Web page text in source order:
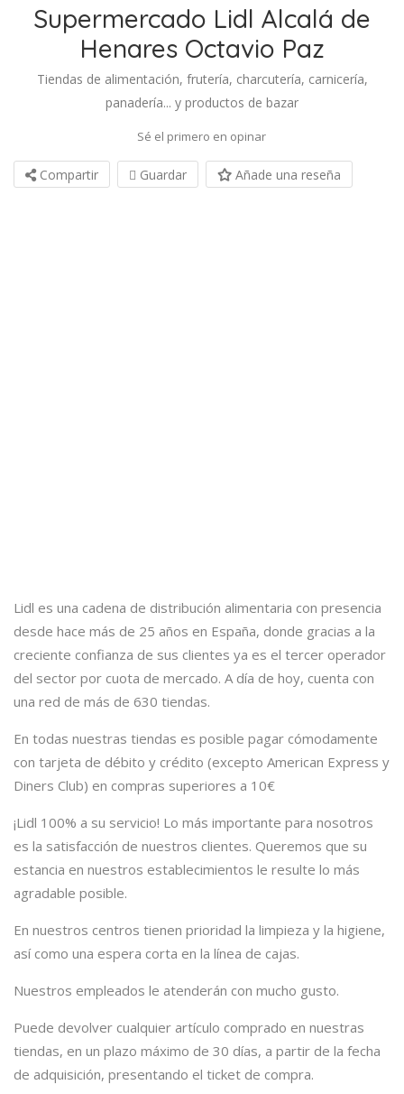
Supermercado Lidl Alcalá de
Henares Octavio Paz
Tiendas de alimentación, frutería, charcutería, carnicería,
panadería... y productos de bazar
Sé el primero en opinar
Compartir Guardar Añade una reseña
Lidl es una cadena de distribución alimentaria con presencia
desde hace más de 25 años en España, donde gracias a la
creciente confianza de sus clientes ya es el tercer operador
del sector por cuota de mercado. A día de hoy, cuenta con
una red de más de 630 tiendas.
En todas nuestras tiendas es posible pagar cómodamente
con tarjeta de débito y crédito (excepto American Express y
Diners Club) en compras superiores a 10€
¡Lidl 100% a su servicio! Lo más importante para nosotros
es la satisfacción de nuestros clientes. Queremos que su
estancia en nuestros establecimientos le resulte lo más
agradable posible.
En nuestros centros tienen prioridad la limpieza y la higiene,
así como una espera corta en la línea de cajas.
Nuestros empleados le atenderán con mucho gusto.
Puede devolver cualquier artículo comprado en nuestras
tiendas, en un plazo máximo de 30 días, a partir de la fecha
de adquisición, presentando el ticket de compra.